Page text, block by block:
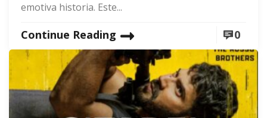
emotiva historia. Este...
Continue Reading 0